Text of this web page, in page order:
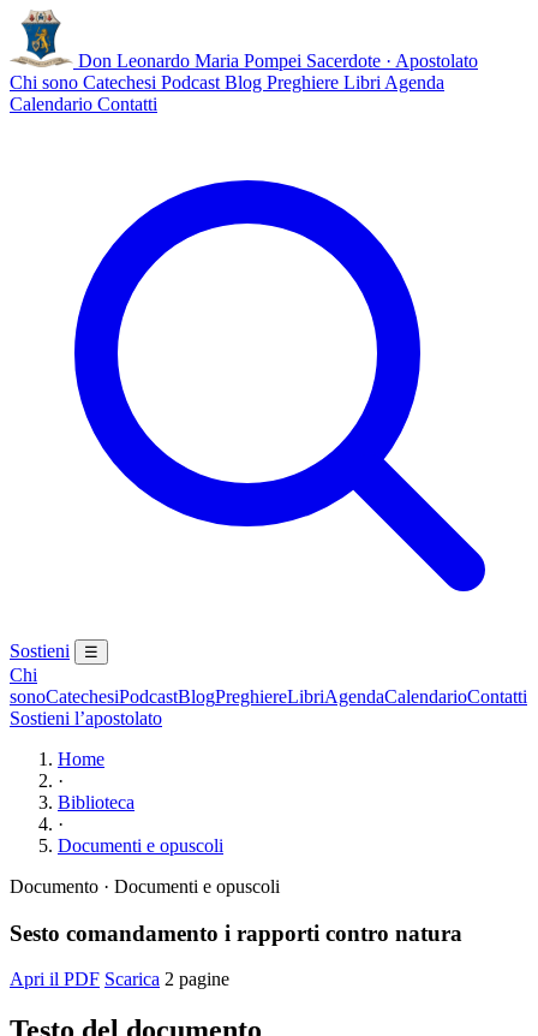
Don Leonardo Maria Pompei Sacerdote · Apostolato
Chi sono Catechesi Podcast Blog Preghiere Libri Agenda
Calendario Contatti
Sostieni ☰
Chi
sonoCatechesiPodcastBlogPreghiereLibriAgendaCalendarioContatti
Sostieni l’apostolato
Home
·
Biblioteca
·
Documenti e opuscoli
Documento · Documenti e opuscoli
Sesto comandamento i rapporti contro natura
Apri il PDF Scarica 2 pagine